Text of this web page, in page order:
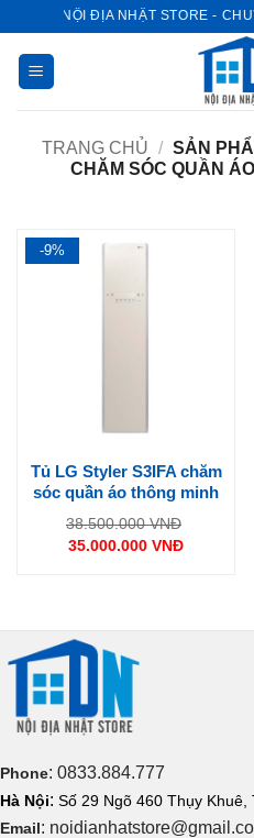
dung
NỘI ĐỊA NHẬT STORE -
TRANG CHỦ / SẢN
CHĂM SÓC QUẦN
-9%
Tủ LG Styler S3IFA chăm
sóc quần áo thông minh
38.500.000VNĐ
35.000.000 VNĐ
Phone: 0833.884.777
Hà Nội: Số 29 Ngõ 460 Thụy Khuê,
Email: